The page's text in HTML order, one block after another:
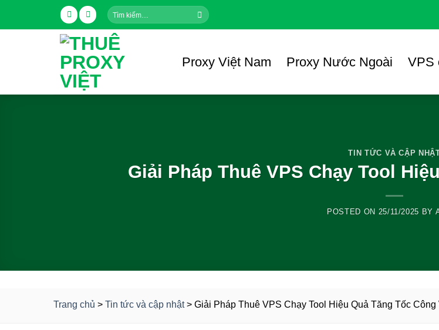
Tìm
kiếm:
Proxy Việt Nam Proxy Nước Ngoài VPS
TIN TỨC VÀ CẬP
Giải Pháp Thuê VPS Chạy Tool
POSTED ON 25/11/2025 BY
Trang chủ > Tin tức và cập nhật> Giải Pháp Thuê VPS Chạy Tool Hiệu Quả Tăng Tốc Công